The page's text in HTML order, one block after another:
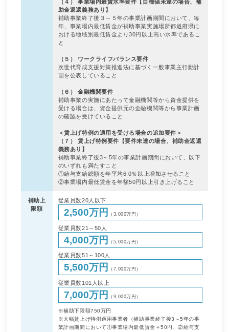
（４） 事業場内最賃水準要件 【目標値未達の場合、補
助金返還義務あり】
補助事業終了後３～５年の事業計画期間において、毎
年、事業場内最低賃金が補助事業実施場所都道府県に
おける地域別最低賃金より30円以上高い水準であるこ
と
（５） ワークライフバランス要件
次世代育成支援対策推進法に基づく一般事業主行動計
画を公表していること
（６） 金融機関要件
補助事業の実施にあたって金融機関等から資金提供を
受ける場合は、資金提供元の金融機関等から事業計画
の確認を受けていること
＜賃上げ特例の適用を受ける場合の追加要件＞
（７） 賃上げ特例要件 【要件未達の場合、補助金返還
義務あり】
補助事業終了後3～5年の事業計画期間において、以下
のいずれも満たすこと
①給与支給総額を年平均6.0％以上増加させること
②事業場内最低賃金を年額50円以上引き上げること
補助上
限額
従業員数20人以下
2,500万円 （3,000万円）
従業員数21～50人
4,000万円 （5,000万円）
従業員数51～100人
5,500万円 （7,000万円）
従業員数101人以上
7,000万円 （9,000万円）
※補助下限額750万円
※大幅賃上げ特例適用事業者（補助事業終了後3～5年の事
業計画期間において①事業場内最低賃金＋50円、②給与支